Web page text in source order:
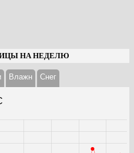
НА НЕДЕЛЮ
Влажн Cнег